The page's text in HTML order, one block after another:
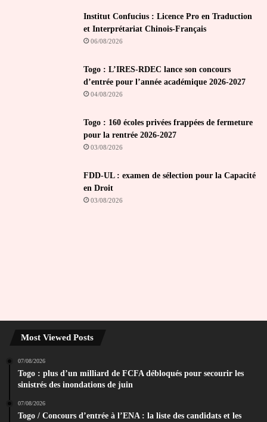
Institut Confucius : Licence Pro en Traduction
et Interprétariat Chinois-Français
06/08/2026
Togo : L’IRES-RDEC lance son concours
d’entrée pour l’année académique 2026-2027
04/08/2026
Togo : 160 écoles privées frappées de fermeture
pour la rentrée 2026-2027
03/08/2026
FDD-UL : examen de sélection pour la Capacité
en Droit
03/08/2026
Most Viewed Posts
07/08/2026
Togo : plus d’un milliard de FCFA débloqués pour secourir les
sinistrés des inondations de juin
07/08/2026
Togo / Concours d’entrée à l’ENA : la liste des candidats et les